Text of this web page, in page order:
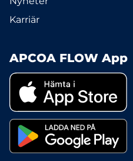
Karriär
APCOA FLOW App